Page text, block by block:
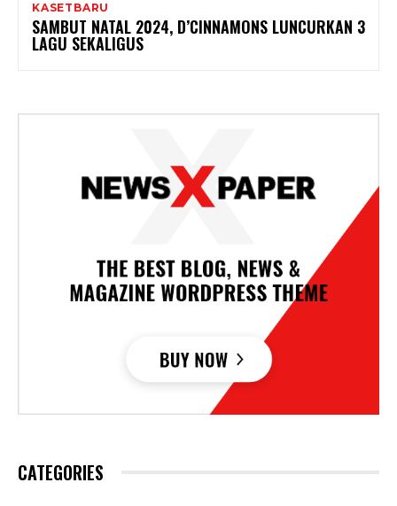
KASETBARU
SAMBUT NATAL 2024, D’CINNAMONS LUNCURKAN 3
LAGU SEKALIGUS
CATEGORIES